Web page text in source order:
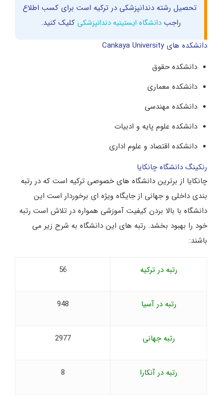
تحصیل رشته دندانپزشکی در ترکیه است برای کسب اطلاع
راجبدانشگاه ایستینیه دندانپزشکی کلیک کنید.
دانشکده های Cankaya University
دانشکده حقوق
دانشکده معماری
دانشکده مهندسی
دانشکده علوم پایه و ادبیات
دانشکده اقتصاد و علوم اداری
رنکینگ دانشگاه چانکایا
چانکایا از برترین دانشگاه های خصوصی ترکیه است که در رتبه
بندی داخلی و جهانی از جایگاه ویژه ای برخوردار است این
دانشگاه با بالا بردن کیفیت آموزشی همواره در تلاش است رتبه
خود را بهبود بخشد. رتبه های این دانشگاه به شرح زیر می
باشند:
رتبه در ترکیه 56
رتبه در آسیا 948
رتبه جهانی 2977
رتبه در آنکارا 8